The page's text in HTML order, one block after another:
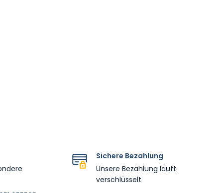
Sichere Bezahlung
Unsere Bezahlung läuft
verschlüsselt